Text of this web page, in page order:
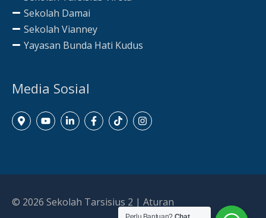
Sekolah Damai
Sekolah Vianney
Yayasan Bunda Hati Kudus
Media Sosial
© 2026 Sekolah Tarsisius 2 | Aturan